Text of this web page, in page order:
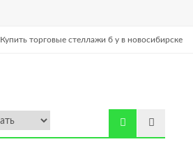
Купить торговые стеллажи б у в новосибирске